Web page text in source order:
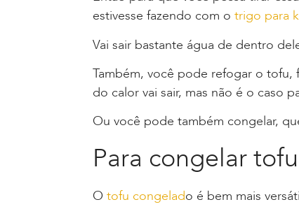
estivesse fazendo com o trigo para
Vai sair bastante água de dentro
Também, você pode refogar o tofu,
do calor vai sair, mas não é o caso
Ou você pode também congelar,
Para congelar tofu
O tofu congelado é bem mais